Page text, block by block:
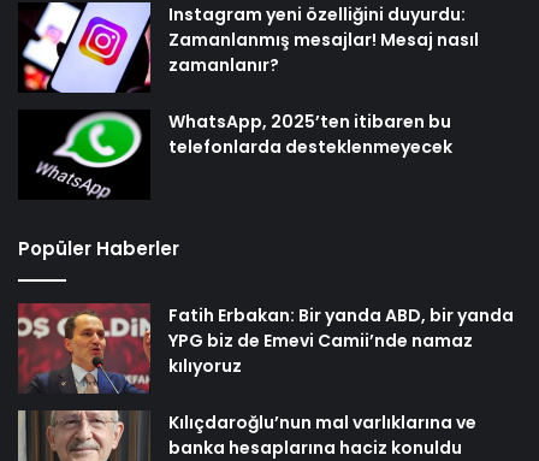
Instagram yeni özelliğini duyurdu:
Zamanlanmış mesajlar! Mesaj nasıl
zamanlanır?
WhatsApp, 2025’ten itibaren bu
telefonlarda desteklenmeyecek
Popüler Haberler
Fatih Erbakan: Bir yanda ABD, bir yanda
YPG biz de Emevi Camii’nde namaz
kılıyoruz
Kılıçdaroğlu’nun mal varlıklarına ve
banka hesaplarına haciz konuldu